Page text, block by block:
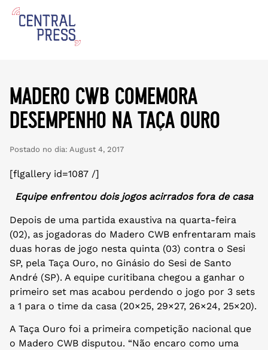
madero cwb comemora
desempenho na taça ouro
Postado no dia: August 4, 2017
[flgallery id=1087 /]
Equipe enfrentou dois jogos acirrados fora de casa
Depois de uma partida exaustiva na quarta-feira
(02), as jogadoras do Madero CWB enfrentaram mais
duas horas de jogo nesta quinta (03) contra o Sesi
SP, pela Taça Ouro, no Ginásio do Sesi de Santo
André (SP). A equipe curitibana chegou a ganhar o
primeiro set mas acabou perdendo o jogo por 3 sets
a 1 para o time da casa (20×25, 29×27, 26×24, 25×20).
A Taça Ouro foi a primeira competição nacional que
o Madero CWB disputou. “Não encaro como uma